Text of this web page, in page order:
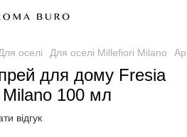
оселі Для оселі Millefiori Milano
для дому Fresia
100 мл
відгук